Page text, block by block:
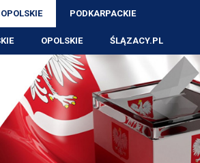
PODKARPACKIE
OPOLSKIE ŚLĄZACY.PL